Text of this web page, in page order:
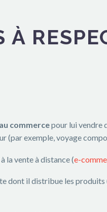
À
commercepour lui vendre
(par exemple, voyage
la vente à distance (e-
dont il distribue les